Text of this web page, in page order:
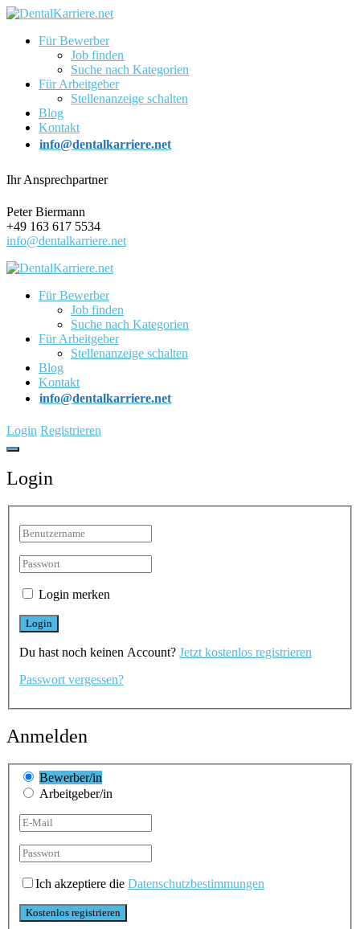
Für Bewerber
Job finden
Suche nach Kategorien
Für Arbeitgeber
Stellenanzeige schalten
Blog
Kontakt
info@dentalkarriere.net
Ihr Ansprechpartner
Peter Biermann
+49 163 617 5534
info@dentalkarriere.net
Für Bewerber
Job finden
Suche nach Kategorien
Für Arbeitgeber
Stellenanzeige schalten
Blog
Kontakt
info@dentalkarriere.net
Login Registrieren
Login
Login merken
Du hast noch keinen Account? Jetzt kostenlos registrieren
Passwort vergessen?
Anmelden
Bewerber/in
Arbeitgeber/in
Ich akzeptiere die Datenschutzbestimmungen